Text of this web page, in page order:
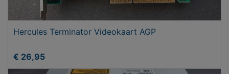
Hercules Terminator Videokaart AGP
€ 26,95